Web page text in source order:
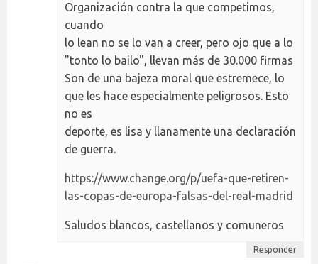
Organización contra la que competimos,
cuando
lo lean no se lo van a creer, pero ojo que a lo
"tonto lo bailo", llevan más de 30.000 firmas
Son de una bajeza moral que estremece, lo
que les hace especialmente peligrosos. Esto
no es
deporte, es lisa y llanamente una declaración
de guerra.
https://www.change.org/p/uefa-que-retiren-
las-copas-de-europa-falsas-del-real-madrid
Saludos blancos, castellanos y comuneros
Responder